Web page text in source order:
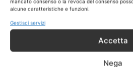
mancato consenso o la revoca del consenso
alcune caratteristiche e funzioni.
Gestisci servizi
Accetta
Nega
interventi sono effettuati
da garanzia di